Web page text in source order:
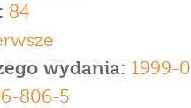
84
wydania: 1999-
806-5